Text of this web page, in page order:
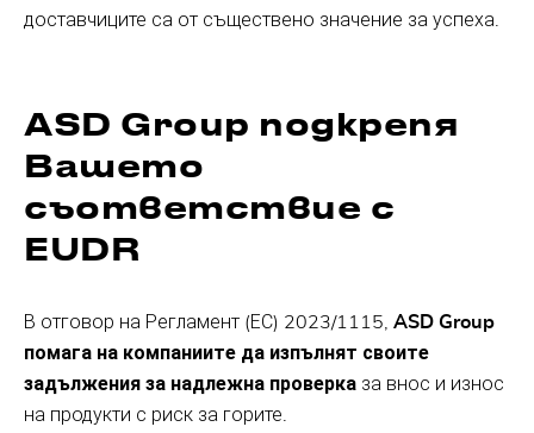
доставчиците са от съществено значение за успеха.
ASD Group подкрепя
Вашето
съответствие с
EUDR
В отговор на Регламент (ЕС) 2023/1115, ASD Group
помага на компаниите да изпълнят своите
задължения за надлежна проверка за внос и износ
на продукти с риск за горите.